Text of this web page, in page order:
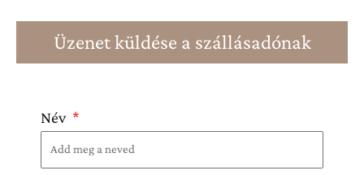
Üzenet küldése a szállásadónak
Név